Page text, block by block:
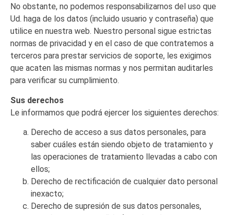
No obstante, no podemos responsabilizarnos del uso que
Ud. haga de los datos (incluido usuario y contraseña) que
utilice en nuestra web. Nuestro personal sigue estrictas
normas de privacidad y en el caso de que contratemos a
terceros para prestar servicios de soporte, les exigimos
que acaten las mismas normas y nos permitan auditarles
para verificar su cumplimiento.
Sus derechos
Le informamos que podrá ejercer los siguientes derechos:
Derecho de acceso a sus datos personales, para
saber cuáles están siendo objeto de tratamiento y
las operaciones de tratamiento llevadas a cabo con
ellos;
Derecho de rectificación de cualquier dato personal
inexacto;
Derecho de supresión de sus datos personales,